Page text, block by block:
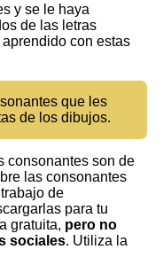
y se le haya
de las letras
con estas
que les
de los dibujos.
consonantes son de
las consonantes
de
para tu
gratuita, pero no
sociales. Utiliza la